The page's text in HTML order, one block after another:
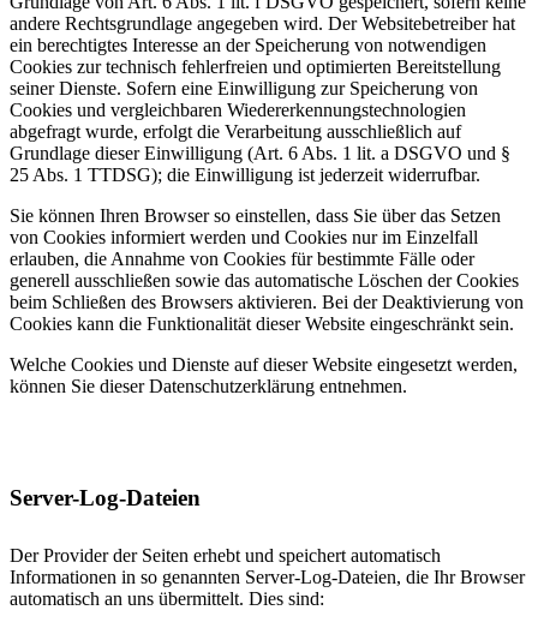
andere Rechtsgrundlage angegeben wird. Der Websitebetreiber hat
ein berechtigtes Interesse an der Speicherung von notwendigen
Cookies zur technisch fehlerfreien und optimierten Bereitstellung
seiner Dienste. Sofern eine Einwilligung zur Speicherung von
Cookies und vergleichbaren Wiedererkennungstechnologien
abgefragt wurde, erfolgt die Verarbeitung ausschließlich auf
Grundlage dieser Einwilligung (Art. 6 Abs. 1 lit. a DSGVO und §
25 Abs. 1 TTDSG); die Einwilligung ist jederzeit widerrufbar.
Sie können Ihren Browser so einstellen, dass Sie über das Setzen
von Cookies informiert werden und Cookies nur im Einzelfall
erlauben, die Annahme von Cookies für bestimmte Fälle oder
generell ausschließen sowie das automatische Löschen der Cookies
beim Schließen des Browsers aktivieren. Bei der Deaktivierung von
Cookies kann die Funktionalität dieser Website eingeschränkt sein.
Welche Cookies und Dienste auf dieser Website eingesetzt werden,
können Sie dieser Datenschutzerklärung entnehmen.
Server-Log-Dateien
Der Provider der Seiten erhebt und speichert automatisch
Informationen in so genannten Server-Log-Dateien, die Ihr Browser
automatisch an uns übermittelt. Dies sind: